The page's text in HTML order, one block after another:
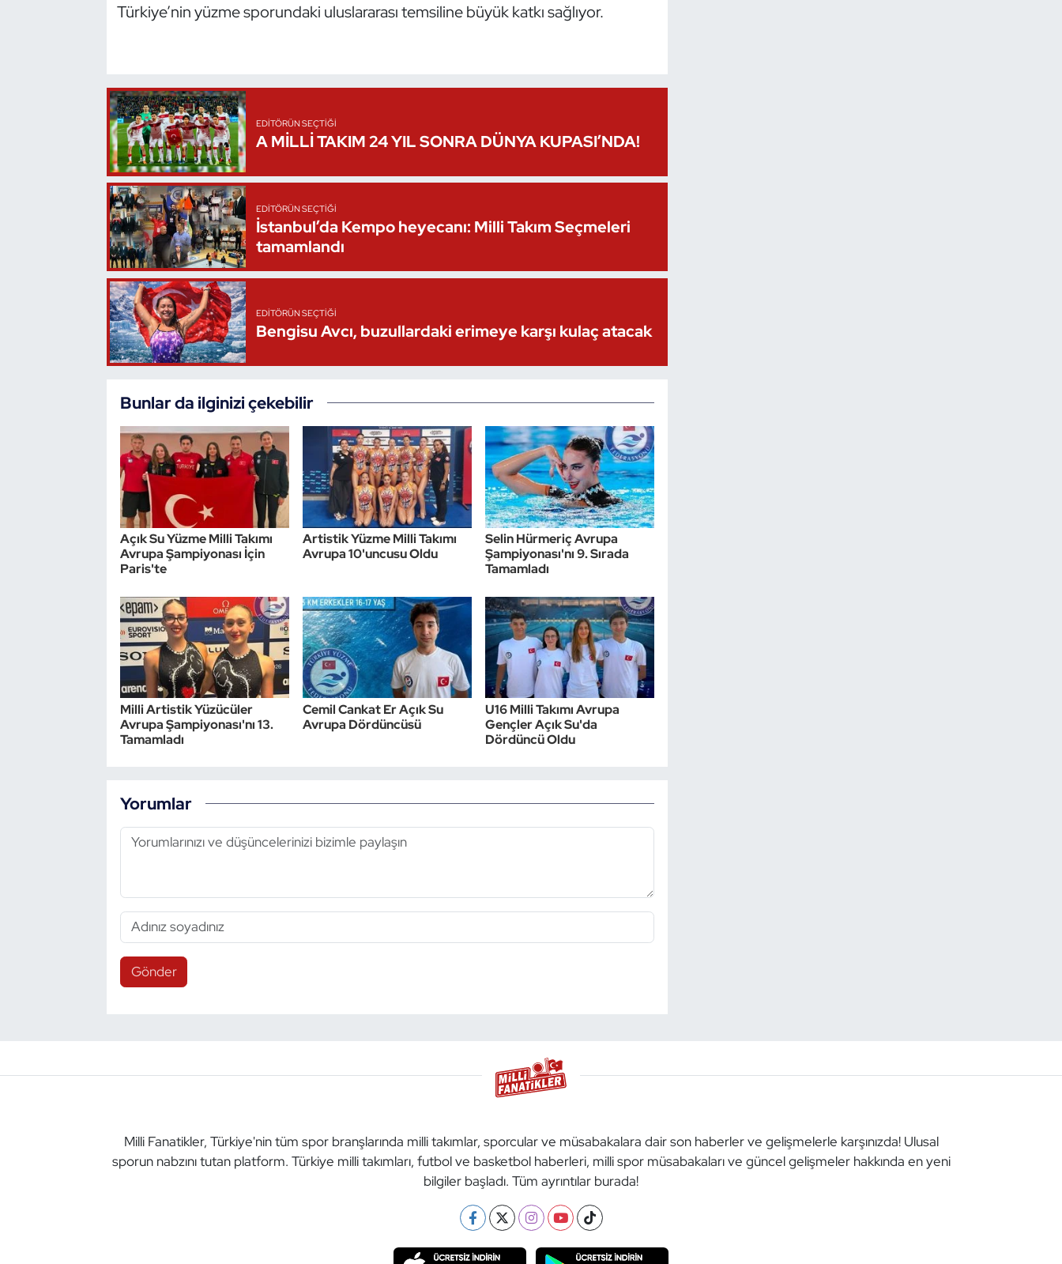
Türkiye’nin yüzme sporundaki uluslararası temsiline büyük katkı sağlıyor.
EDITÖRÜN SEÇTIĞI
A MİLLİ TAKIM 24 YIL SONRA DÜNYA KUPASI’NDA!
EDITÖRÜN SEÇTIĞI
İstanbul’da Kempo heyecanı: Milli Takım Seçmeleri
tamamlandı
EDITÖRÜN SEÇTIĞI
Bengisu Avcı, buzullardaki erimeye karşı kulaç atacak
Bunlar da ilginizi çekebilir
Açık Su Yüzme Milli Takımı
Avrupa Şampiyonası İçin
Paris'te
Artistik Yüzme Milli Takımı
Avrupa 10'uncusu Oldu
Selin Hürmeriç Avrupa
Şampiyonası'nı 9. Sırada
Tamamladı
Milli Artistik Yüzücüler
Avrupa Şampiyonası'nı 13.
Tamamladı
Cemil Cankat Er Açık Su
Avrupa Dördüncüsü
U16 Milli Takımı Avrupa
Gençler Açık Su'da
Dördüncü Oldu
Yorumlar
Gönder
Milli Fanatikler, Türkiye'nin tüm spor branşlarında milli takımlar, sporcular ve müsabakalara dair son haberler ve gelişmelerle karşınızda! Ulusal
sporun nabzını tutan platform. Türkiye milli takımları, futbol ve basketbol haberleri, milli spor müsabakaları ve güncel gelişmeler hakkında en yeni
bilgiler başladı. Tüm ayrıntılar burada!
Modern Pentatlon
Oryantiring
Özel Sporcular
Paralimpik
Sualtı Sporları
Vücut Geliştirme Fitness
Wushu Kungfu